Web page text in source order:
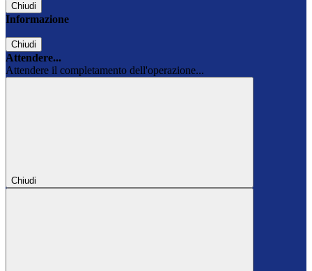
Chiudi
Informazione
Chiudi
Attendere...
Attendere il completamento dell'operazione...
Chiudi